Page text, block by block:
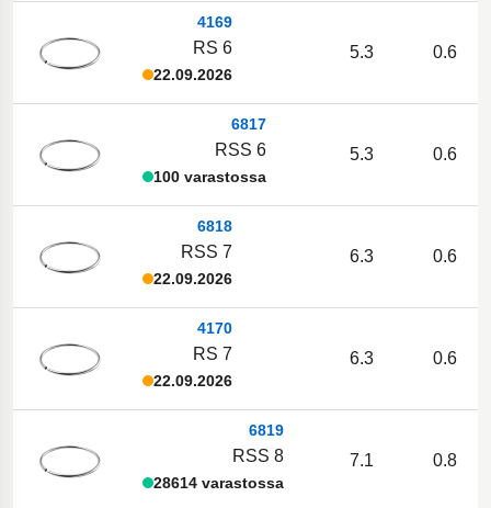
4169
RS 6
22.09.2026
5.3 0.6
6817
RSS 6
100 varastossa
5.3 0.6
6818
RSS 7
22.09.2026
6.3 0.6
4170
RS 7
22.09.2026
6.3 0.6
6819
RSS 8
28614 varastossa
7.1 0.8